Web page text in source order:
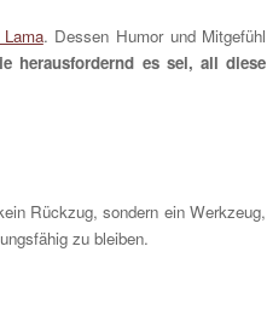
. Dessen Humor und Mitgefühl
herausfordernd es sei, all diese
Rückzug, sondern ein Werkzeug,
zu bleiben.